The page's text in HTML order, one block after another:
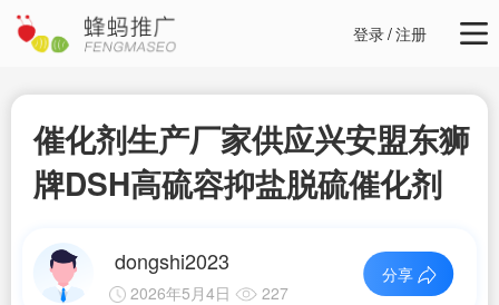
登录/注册
催化剂生产厂家供应兴安盟东狮
牌DSH高硫容抑盐脱硫催化剂
dongshi2023
2026年5月4日 227
分享